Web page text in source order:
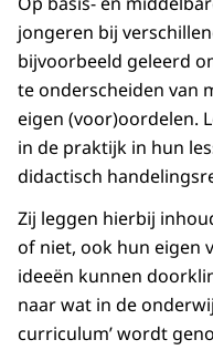
jongeren bij
bijvoorbeeld geleerd
te onderscheiden van
eigen (voor)oordelen.
in de praktijk in hun
didactisch
Zij leggen hierbij
of niet, ook hun eigen
ideeën kunnen
naar wat in de
curriculum’ wordt